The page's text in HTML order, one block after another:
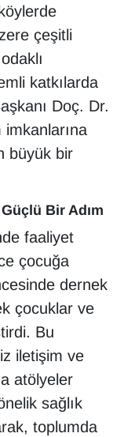
çeşitli
katkılarda
Doç. Dr.
büyük bir
Bir Adım
faaliyet
çocuğa
dernek
çocuklar ve
Bu
iletişim ve
atölyeler
sağlık
toplumda